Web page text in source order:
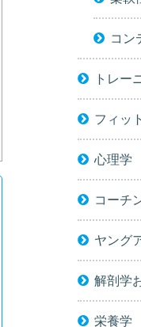
コン
トレー
フィッ
心理学
コーチ
ヤング
解剖学
栄養学